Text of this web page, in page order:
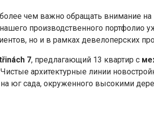
чем важно обращать внимание
производственного портфолио
но и в рамках девелоперских
7, предлагающий 13 квартир с
архитектурные линии
юг сада, окруженного высокими